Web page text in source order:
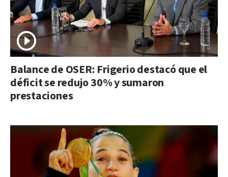
Balance de OSER: Frigerio destacó que el
déficit se redujo 30% y sumaron
prestaciones